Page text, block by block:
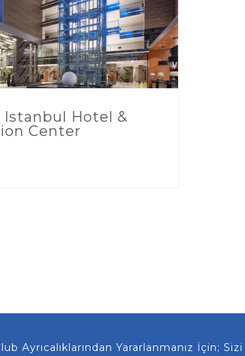
Istanbul Hotel &
Center
Ayrıcalıklarından Yararlanmanız İçin; Sizi